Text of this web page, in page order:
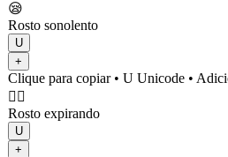
😪
Rosto sonolento
U
+
Clique para copiar• U Unicode •
😮‍💨
Rosto expirando
U
+